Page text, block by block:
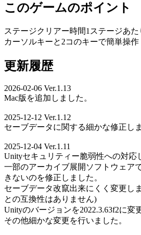
このゲームのポイント
ステージクリアー時間1ステージあた
カーソルキーと2コのキーで簡単操作
更新履歴
2026-02-06 Ver.1.13
Mac版を追加しました。
2025-12-12 Ver.1.12
セーブデータに関する細かな修正し
2025-12-04 Ver.1.11
Unityセキュリティー脆弱性への対応
一部のアーカイブ展開ソフトウェア
きないのを修正しました。
セーブデータ改竄出来にくく変更し
との互換性はありません)
Unityのバージョンを2022.3.63f2に変
その他細かな変更を行いました。